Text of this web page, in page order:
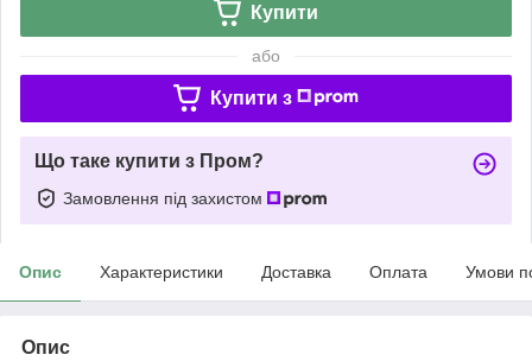
Купити
або
Купити з
Що таке купити з Пром?
Замовлення під захистом
Опис Характеристики Доставка Оплата Умови
Опис